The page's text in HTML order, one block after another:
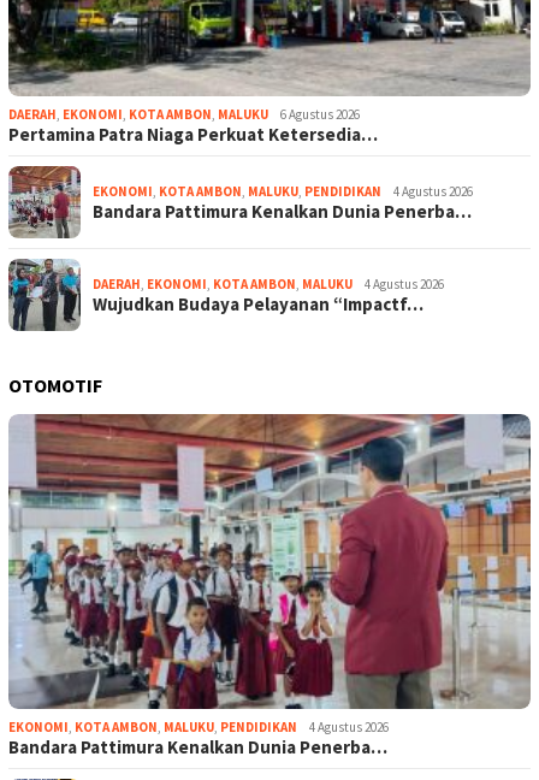
DAERAH EKONOMI KOTA AMBON MALUKU 6 Agustus 2026
Pertamina Patra Niaga Perkuat Ketersedia…
EKONOMI KOTA AMBON MALUKU PENDIDIKAN 4 Agustus 2026
Bandara Pattimura Kenalkan Dunia Penerba…
DAERAH EKONOMI KOTA AMBON MALUKU 4 Agustus 2026
Wujudkan Budaya Pelayanan “Impactf…
OTOMOTIF
EKONOMI, KOTA AMBON, MALUKU, PENDIDIKAN 4 Agustus 2026
Bandara Pattimura Kenalkan Dunia Penerba…